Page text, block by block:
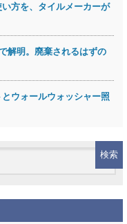
方を、タイルメーカーが
解明。廃棄されるはずの
ウォールウォッシャー照